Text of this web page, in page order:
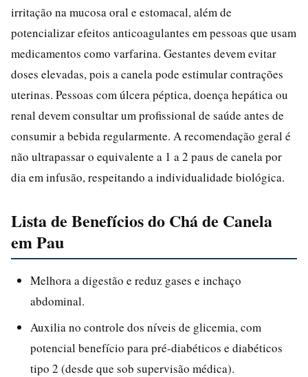
irritação na mucosa oral e estomacal, além de
potencializar efeitos anticoagulantes em pessoas que usam
medicamentos como varfarina. Gestantes devem evitar
doses elevadas, pois a canela pode estimular contrações
uterinas. Pessoas com úlcera péptica, doença hepática ou
renal devem consultar um profissional de saúde antes de
consumir a bebida regularmente. A recomendação geral é
não ultrapassar o equivalente a 1 a 2 paus de canela por
dia em infusão, respeitando a individualidade biológica.
Lista de Benefícios do Chá de Canela
em Pau
Melhora a digestão e reduz gases e inchaço
abdominal.
Auxilia no controle dos níveis de glicemia, com
potencial benefício para pré-diabéticos e diabéticos
tipo 2 (desde que sob supervisão médica).